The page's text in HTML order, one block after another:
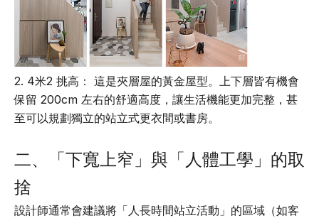
2. 4米2 挑高： 這是夾層屋的黃金屋型。上下層皆有機會
保留 200cm 左右的舒適高度，讓生活機能更加完整，甚
至可以規劃獨立的站立式更衣間或書房。
二、「下寬上窄」與「人體工學」的取
捨
設計師通常會建議將「人長時間站立活動」的區域（如客